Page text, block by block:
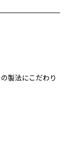
製法にこだわり